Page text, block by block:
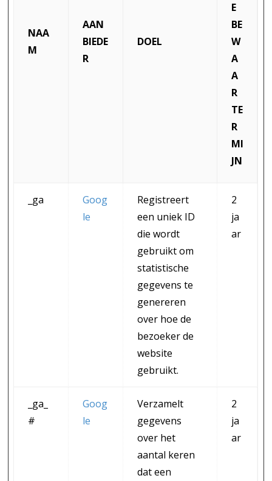
NAA
M
AAN
BIEDE
R
DOEL
E
BE
W
A
A
R
TE
R
MI
JN
_ga
Goog
le
Registreert
een uniek ID
die wordt
gebruikt om
statistische
gegevens te
genereren
over hoe de
bezoeker de
website
gebruikt.
2
ja
ar
_ga_
#
Goog
le
Verzamelt
gegevens
over het
aantal keren
dat een
2
ja
ar